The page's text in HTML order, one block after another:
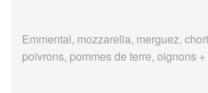
Emmental, mozzarella, merguez,
poivrons, pommes de terre, oignons